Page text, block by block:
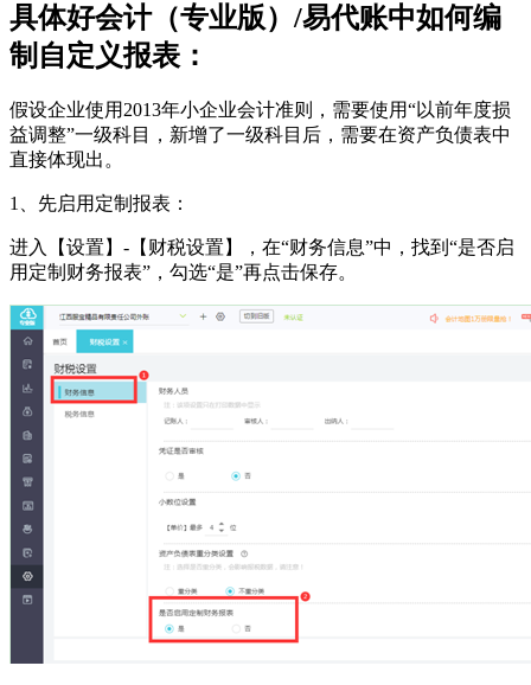
具体好会计（专业版）/易代账中如何编
制自定义报表：
假设企业使用2013年小企业会计准则，需要使用“以前年度损
益调整”一级科目，新增了一级科目后，需要在资产负债表中
直接体现出。
1、先启用定制报表：
进入【设置】-【财税设置】，在“财务信息”中，找到“是否启
用定制财务报表”，勾选“是”再点击保存。